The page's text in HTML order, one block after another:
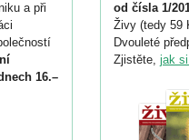
a při
16.–
od čísla 1/
Živy (tedy 59
Dvouleté
Zjistěte, jak